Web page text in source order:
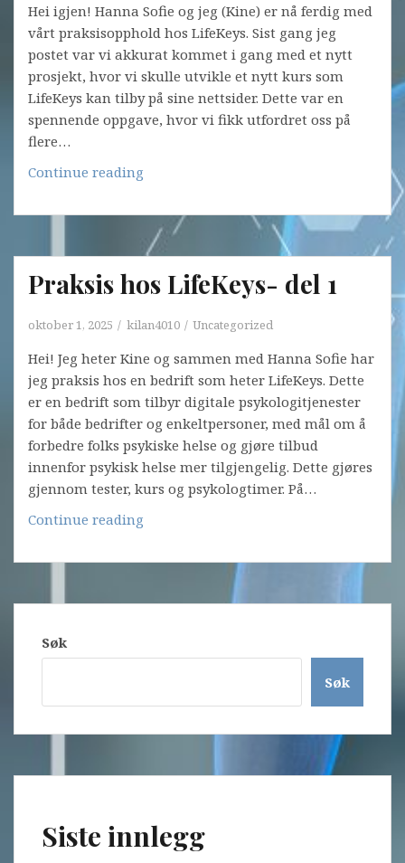
Hei igjen! Hanna Sofie og jeg (Kine) er nå ferdig med
vårt praksisopphold hos LifeKeys. Sist gang jeg
postet var vi akkurat kommet i gang med et nytt
prosjekt, hvor vi skulle utvikle et nytt kurs som
LifeKeys kan tilby på sine nettsider. Dette var en
spennende oppgave, hvor vi fikk utfordret oss på
flere…
Continue reading
LifeKeys
Del
2
Praksis hos LifeKeys- del 1
oktober 1, 2025 kilan4010 Uncategorized
Hei! Jeg heter Kine og sammen med Hanna Sofie har
jeg praksis hos en bedrift som heter LifeKeys. Dette
er en bedrift som tilbyr digitale psykologitjenester
for både bedrifter og enkeltpersoner, med mål om å
forbedre folks psykiske helse og gjøre tilbud
innenfor psykisk helse mer tilgjengelig. Dette gjøres
gjennom tester, kurs og psykologtimer. På…
Continue reading
LifeKeys-
1
Søk
Søk
Siste innlegg